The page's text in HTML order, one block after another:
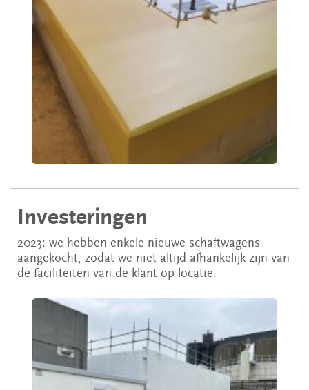
Investeringen
2023: we hebben enkele nieuwe schaftwagens
aangekocht, zodat we niet altijd afhankelijk zijn van
de faciliteiten van de klant op locatie.